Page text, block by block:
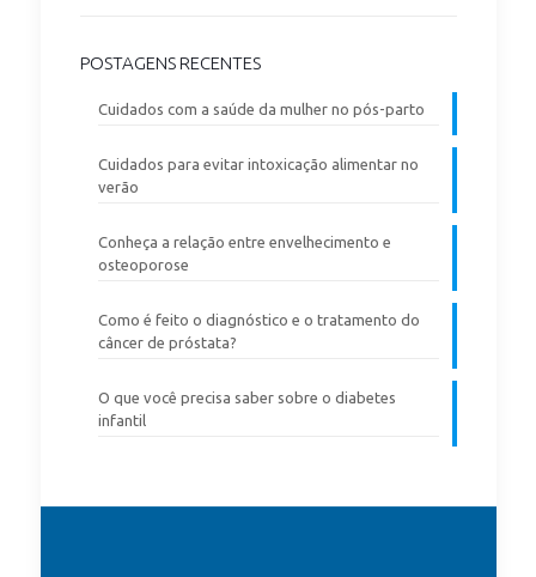
POSTAGENS RECENTES
Cuidados com a saúde da mulher no pós-parto
Cuidados para evitar intoxicação alimentar no
verão
Conheça a relação entre envelhecimento e
osteoporose
Como é feito o diagnóstico e o tratamento do
câncer de próstata?
O que você precisa saber sobre o diabetes
infantil